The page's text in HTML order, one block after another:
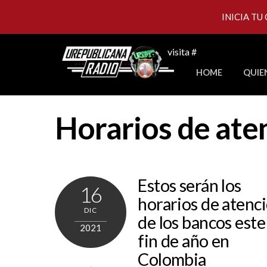
visita #
HOME
Horarios de
16
DIC
2021
Estos serán los
horarios de
de los bancos este
fin de año en
Colombia
INICIA TU